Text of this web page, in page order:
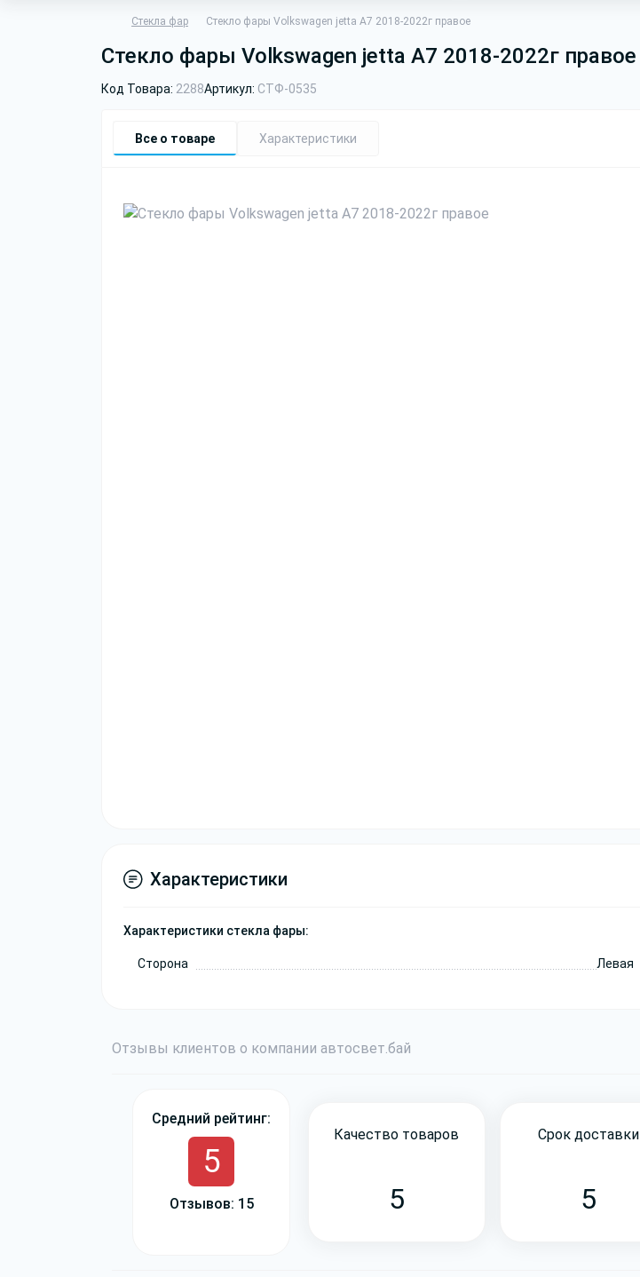
Стекла фар Стекло фары Volkswagen jetta A7 2018-2022г правое
Стекло фары Volkswagen jetta A7 2018-2022г правое
Код Товара: 2288Артикул: СТФ-0535
Все о товаре Характеристики
Характеристики
Характеристики стекла фары:
Сторона Левая
Отзывы клиентов о компании автосвет.бай
Средний рейтинг:
5
Отзывов: 15
Качество товаров
5
Срок доставки
5